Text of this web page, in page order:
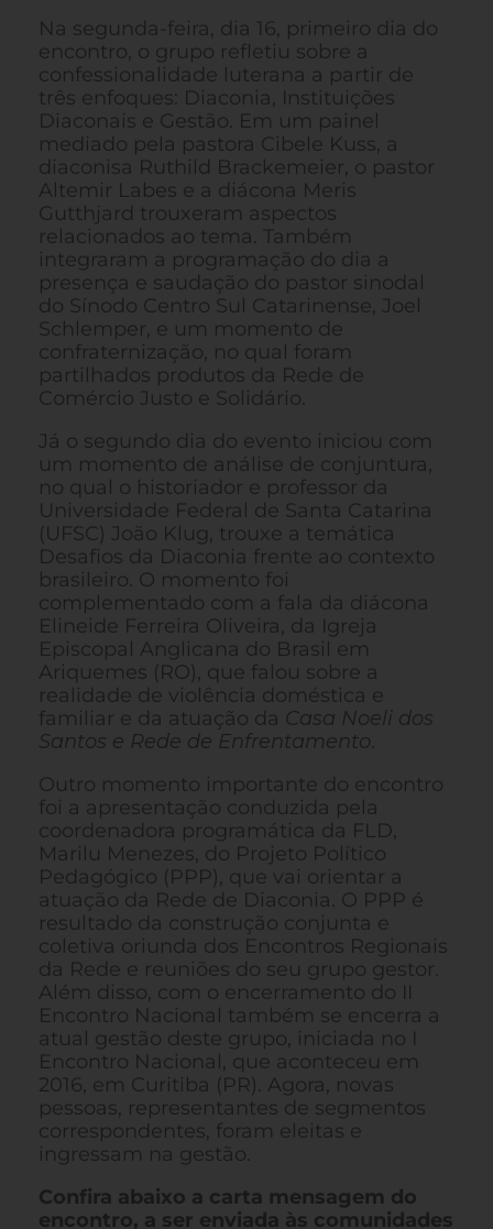
Na segunda-feira, dia 16, primeiro dia do
encontro, o grupo refletiu sobre a
confessionalidade luterana a partir de
três enfoques: Diaconia, Instituições
Diaconais e Gestão. Em um painel
mediado pela pastora Cibele Kuss, a
diaconisa Ruthild Brackemeier, o pastor
Altemir Labes e a diácona Meris
Gutthjard trouxeram aspectos
relacionados ao tema. Também
integraram a programação do dia a
presença e saudação do pastor sinodal
do Sínodo Centro Sul Catarinense, Joel
Schlemper, e um momento de
confraternização, no qual foram
partilhados produtos da Rede de
Comércio Justo e Solidário.
Já o segundo dia do evento iniciou com
um momento de análise de conjuntura,
no qual o historiador e professor da
Universidade Federal de Santa Catarina
(UFSC) João Klug, trouxe a temática
Desafios da Diaconia frente ao contexto
brasileiro. O momento foi
complementado com a fala da diácona
Elineide Ferreira Oliveira, da Igreja
Episcopal Anglicana do Brasil em
Ariquemes (RO), que falou sobre a
realidade de violência doméstica e
familiar e da atuação da Casa Noeli dos
Santos e Rede de Enfrentamento.
Outro momento importante do encontro
foi a apresentação conduzida pela
coordenadora programática da FLD,
Marilu Menezes, do Projeto Político
Pedagógico (PPP), que vai orientar a
atuação da Rede de Diaconia. O PPP é
resultado da construção conjunta e
coletiva oriunda dos Encontros Regionais
da Rede e reuniões do seu grupo gestor.
Além disso, com o encerramento do II
Encontro Nacional também se encerra a
atual gestão deste grupo, iniciada no I
Encontro Nacional, que aconteceu em
2016, em Curitiba (PR). Agora, novas
pessoas, representantes de segmentos
correspondentes, foram eleitas e
ingressam na gestão.
Confira abaixo a carta mensagem do
encontro, a ser enviada às comunidades